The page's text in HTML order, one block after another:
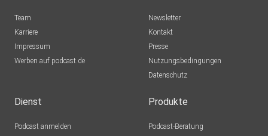
31:07 - Hilfsangebote für Leistungssportler
**********
Team
Karriere
Impressum
Werben auf podcast.de
Newsletter
Kontakt
Presse
Nutzungsbedingungen
Datenschutz
Dienst
Podcast anmelden
Produkte
Podcast-Beratung